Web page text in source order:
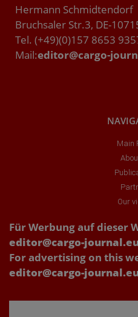
Hermann Schmidtendorf
Bruchsaler Str.3, DE-
Tel. (+49)(0)157 8653
Mail:editor@cargo-
Main
Our
Für Werbung auf dieser
editor@cargo-
For advertising on this
editor@cargo-